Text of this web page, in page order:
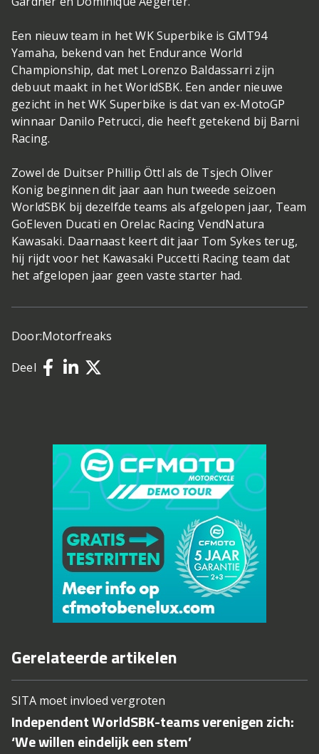
Een nieuw team in het WK Superbike is GMT94
Yamaha, bekend van het Endurance World
Championship, dat met Lorenzo Baldassarri zijn
debuut maakt in het WorldSBK. Een ander nieuwe
gezicht in het WK Superbike is dat van ex-MotoGP
winnaar Danilo Petrucci, die heeft getekend bij Barni
Racing.
Zowel de Duitser Phillip Öttl als de Tsjech Oliver
Konig beginnen dit jaar aan hun tweede seizoen
WorldSBK bij dezelfde teams als afgelopen jaar, Team
GoEleven Ducati en Orelac Racing VendNatura
Kawasaki. Daarnaast keert dit jaar Tom Sykes terug,
hij rijdt voor het Kawasaki Puccetti Racing team dat
het afgelopen jaar geen vaste starter had.
Door:Motorfreaks
Deel
Gerelateerde artikelen
SITA moet invloed vergroten
Independent WorldSBK-teams verenigen zich:
‘We willen eindelijk een stem’